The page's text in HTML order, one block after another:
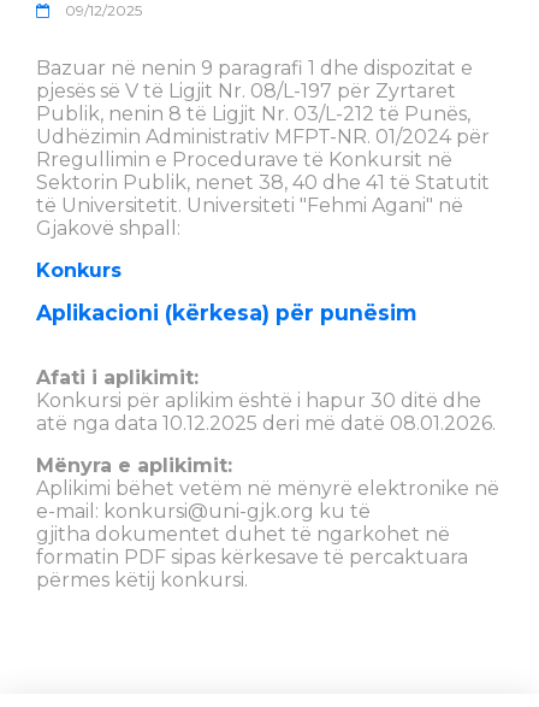
09/12/2025
Bazuar në nenin 9 paragrafi 1 dhe dispozitat e
pjesës së V të Ligjit Nr. 08/L-197 për Zyrtaret
Publik, nenin 8 të Ligjit Nr. 03/L-212 të Punës,
Udhëzimin Administrativ MFPT-NR. 01/2024 për
Rregullimin e Procedurave të Konkursit në
Sektorin Publik, nenet 38, 40 dhe 41 të Statutit
të Universitetit. Universiteti "Fehmi Agani" në
Gjakovë shpall:
Konkurs
Aplikacioni (kërkesa) për punësim
Afati i aplikimit:
Konkursi për aplikim është i hapur 30 ditë dhe
atë nga data 10.12.2025 deri më datë 08.01.2026.
Mënyra e aplikimit:
Aplikimi bëhet vetëm në mënyrë elektronike në
e-mail: konkursi@uni-gjk.org ku të
gjitha dokumentet duhet të ngarkohet në
formatin PDF sipas kërkesave të percaktuara
përmes këtij konkursi.